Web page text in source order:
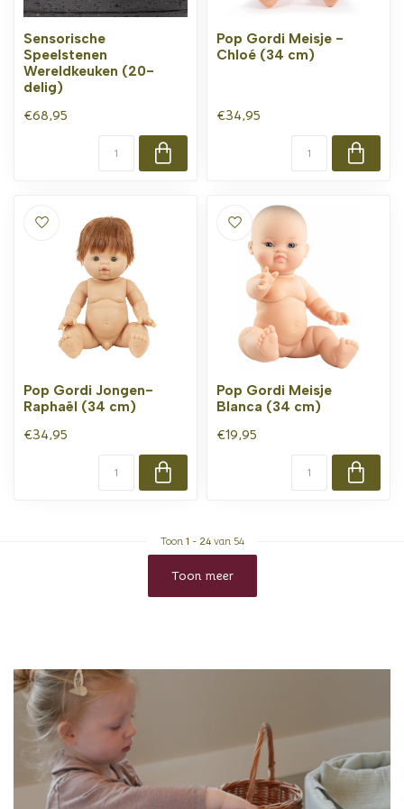
Sensorische
Speelstenen
Wereldkeuken (20-
delig)
€68,95
Pop Gordi Meisje -
Chloé (34 cm)
€34,95
Pop Gordi Jongen-
Raphaël (34 cm)
€34,95
Pop Gordi Meisje
Blanca (34 cm)
€19,95
Toon 1 - 24van 54
Toon meer